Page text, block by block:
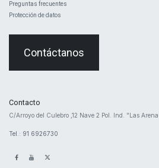
Preguntas frecuentes
Protección de datos
Contáctanos
Contacto
​C/Arroyo del Culebro ,12 Nave 2 ​Pol. Ind. "Las
Tel.: 91 6926730